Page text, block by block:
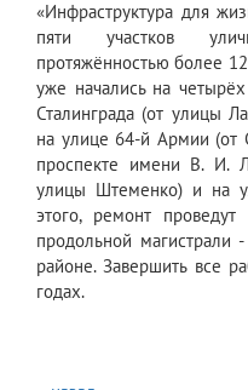
«Инфраструктура для
пяти участков
протяжённостью более
уже начались на
Сталинграда (от улицы
на улице 64-й Армии (от
проспекте имени В. И.
улицы Штеменко) и на
этого, ремонт
продольной магистрали
районе. Завершить все
годах.